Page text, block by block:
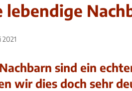
lebendige
2021
sind ein
wir dies doch sehr